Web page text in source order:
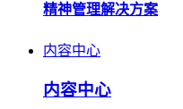
精神管理解决方案
内容中心
内容中心